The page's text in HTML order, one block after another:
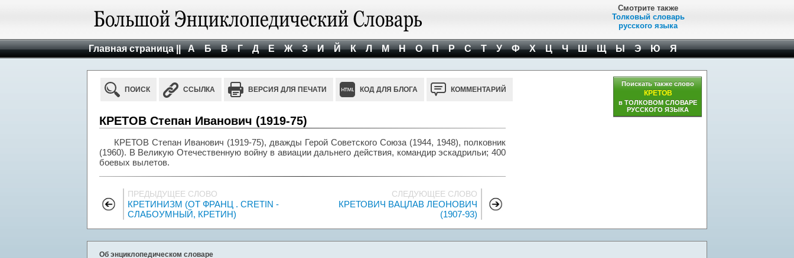
Смотрите также
Толковый словарь
русского языка
Главная страница || А Б В Г Д Е Ж З И Й К Л М Н О П Р С Т У Ф Х Ц Ч Ш Щ Ы Э Ю Я
ПОИСК ССЫЛКА ВЕРСИЯ ДЛЯ ПЕЧАТИ КОД ДЛЯ БЛОГА КОММЕНТАРИЙ
КРЕТОВ Степан Иванович (1919-75)
КРЕТОВ Степан Иванович (1919-75), дважды Герой Советского Союза (1944, 1948), полковник
(1960). В Великую Отечественную войну в авиации дальнего действия, командир эскадрильи; 400
боевых вылетов.
ПРЕДЫДУЩЕЕ СЛОВО
КРЕТИНИЗМ (ОТ ФРАНЦ . CRETIN -
СЛАБОУМНЫЙ, КРЕТИН)
СЛЕДУЮЩЕЕ СЛОВО
КРЕТОВИЧ ВАЦЛАВ ЛЕОНОВИЧ
(1907-93)
Поискать также слово
КРЕТОВ
в ТОЛКОВОМ СЛОВАРЕ
РУССКОГО ЯЗЫКА
Об энциклопедическом словаре